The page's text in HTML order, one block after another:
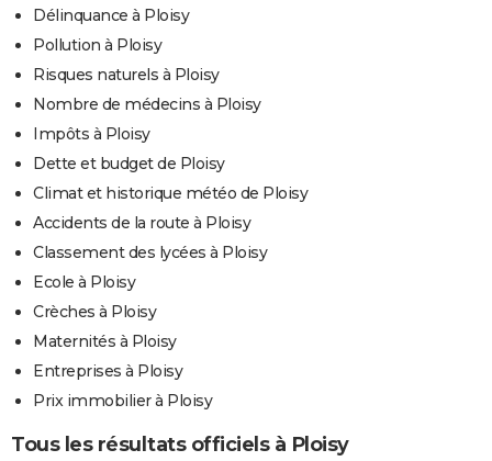
Délinquance à Ploisy
Pollution à Ploisy
Risques naturels à Ploisy
Nombre de médecins à Ploisy
Impôts à Ploisy
Dette et budget de Ploisy
Climat et historique météo de Ploisy
Accidents de la route à Ploisy
Classement des lycées à Ploisy
Ecole à Ploisy
Crèches à Ploisy
Maternités à Ploisy
Entreprises à Ploisy
Prix immobilier à Ploisy
Tous les résultats officiels à Ploisy